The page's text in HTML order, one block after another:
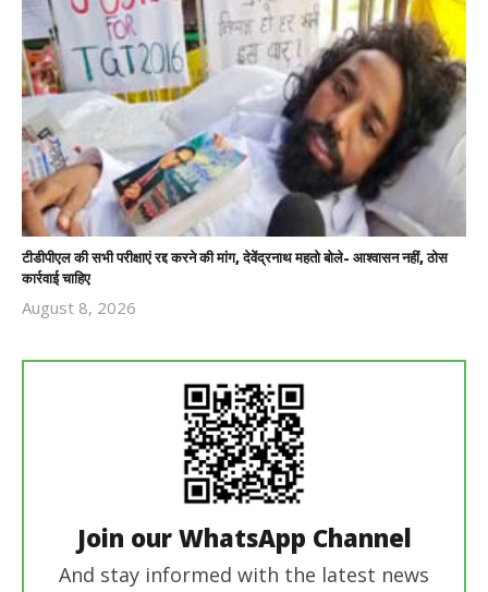
टीडीपीएल की सभी परीक्षाएं रद्द करने की मांग, देवेंद्रनाथ महतो बोले- आश्वासन नहीं, ठोस
कार्रवाई चाहिए
August 8, 2026
Join our WhatsApp Channel
And stay informed with the latest news